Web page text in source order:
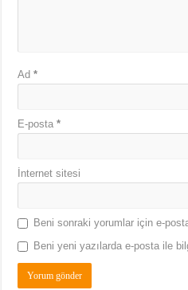
Ad*
E-posta*
İnternet sitesi
Beni sonraki yorumlar için e-
Beni yeni yazılarda e-posta ile